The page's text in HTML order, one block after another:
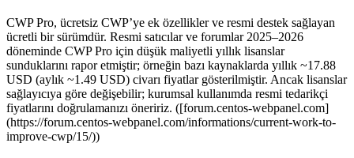
CWP Pro, ücretsiz CWP’ye ek özellikler ve resmi destek sağlayan
ücretli bir sürümdür. Resmi satıcılar ve forumlar 2025–2026
döneminde CWP Pro için düşük maliyetli yıllık lisanslar
sunduklarını rapor etmiştir; örneğin bazı kaynaklarda yıllık ~17.88
USD (aylık ~1.49 USD) civarı fiyatlar gösterilmiştir. Ancak lisanslar
sağlayıcıya göre değişebilir; kurumsal kullanımda resmi tedarikçi
fiyatlarını doğrulamanızı öneririz. ([forum.centos-webpanel.com]
(https://forum.centos-webpanel.com/informations/current-work-to-
improve-cwp/15/))